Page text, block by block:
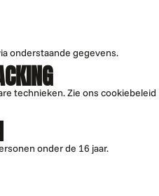
onderstaande gegevens.
technieken. Zie ons cookiebeleid
onder de 16 jaar.